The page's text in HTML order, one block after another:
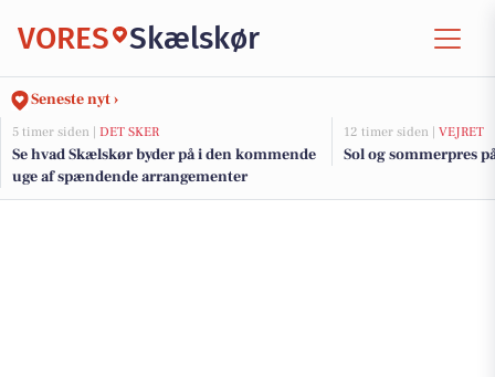
VORES Skælskør
Seneste nyt ›
5 timer siden | DET SKER
Se hvad Skælskør byder på i den kommende
uge af spændende arrangementer
12 timer siden | VEJRET
Sol og sommerpres